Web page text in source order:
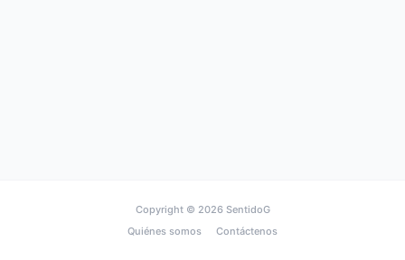
Copyright © 2026 SentidoG
Quiénes somos
Contáctenos